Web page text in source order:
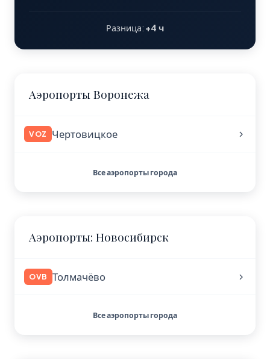
Разница: +4 ч
Аэропорты Воронежа
VOZ Чертовицкое
Все аэропорты города
Аэропорты: Новосибирск
OVB Толмачёво
Все аэропорты города